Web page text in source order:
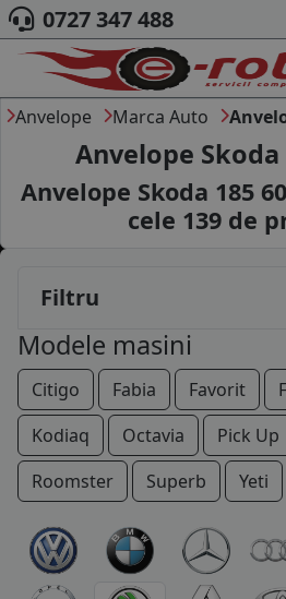
ACASA
DESPRE NOI
ANVELOPE
AUTO
CAMION
MOTO
MARCA AUTO
BLOG
B2B -
CONT
CONTACT
0727 347 488
Anvelope Marca Auto
Anvelope Skoda
Anvelope Skoda 185
cele 139 de
Filtru
Modele masini
Citigo Fabia Favorit
Kodiaq
Octavia Pick Up
Roomster
Superb Yeti
145/80R13